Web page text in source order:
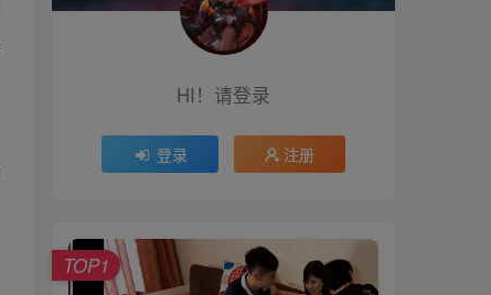
HI！请登录
登录 注册
TOP1